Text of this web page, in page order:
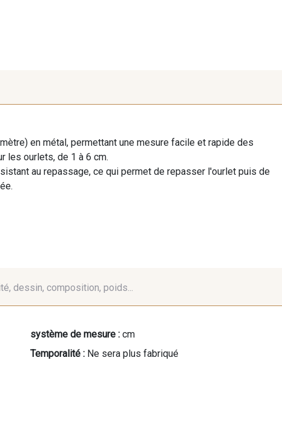
en métal, permettant une mesure facile et rapide des
les ourlets, de 1 à 6 cm.
au repassage, ce qui permet de repasser l'ourlet puis de
dessin, composition, poids...
système de mesure : cm
Temporalité : Ne sera plus fabriqué